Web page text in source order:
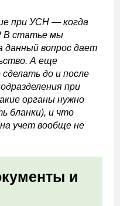
при УСН — когда
В статье мы
данный вопрос дает
А еще
до и после
при
органы нужно
бланки), и что
учет вообще не
и